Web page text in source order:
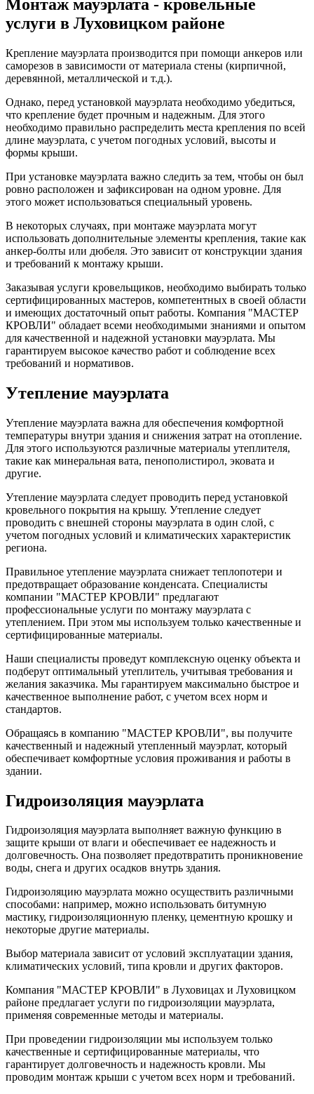
Монтаж мауэрлата - кровельные
услуги в Луховицком районе
Крепление мауэрлата производится при помощи анкеров или
саморезов в зависимости от материала стены (кирпичной,
деревянной, металлической и т.д.).
Однако, перед установкой мауэрлата необходимо убедиться,
что крепление будет прочным и надежным. Для этого
необходимо правильно распределить места крепления по всей
длине мауэрлата, с учетом погодных условий, высоты и
формы крыши.
При установке мауэрлата важно следить за тем, чтобы он был
ровно расположен и зафиксирован на одном уровне. Для
этого может использоваться специальный уровень.
В некоторых случаях, при монтаже мауэрлата могут
использовать дополнительные элементы крепления, такие как
анкер-болты или дюбеля. Это зависит от конструкции здания
и требований к монтажу крыши.
Заказывая услуги кровельщиков, необходимо выбирать только
сертифицированных мастеров, компетентных в своей области
и имеющих достаточный опыт работы. Компания "МАСТЕР
КРОВЛИ" обладает всеми необходимыми знаниями и опытом
для качественной и надежной установки мауэрлата. Мы
гарантируем высокое качество работ и соблюдение всех
требований и нормативов.
Утепление мауэрлата
Утепление мауэрлата важна для обеспечения комфортной
температуры внутри здания и снижения затрат на отопление.
Для этого используются различные материалы утеплителя,
такие как минеральная вата, пенополистирол, эковата и
другие.
Утепление мауэрлата следует проводить перед установкой
кровельного покрытия на крышу. Утепление следует
проводить с внешней стороны мауэрлата в один слой, с
учетом погодных условий и климатических характеристик
региона.
Правильное утепление мауэрлата снижает теплопотери и
предотвращает образование конденсата. Специалисты
компании "МАСТЕР КРОВЛИ" предлагают
профессиональные услуги по монтажу мауэрлата с
утеплением. При этом мы используем только качественные и
сертифицированные материалы.
Наши специалисты проведут комплексную оценку объекта и
подберут оптимальный утеплитель, учитывая требования и
желания заказчика. Мы гарантируем максимально быстрое и
качественное выполнение работ, с учетом всех норм и
стандартов.
Обращаясь в компанию "МАСТЕР КРОВЛИ", вы получите
качественный и надежный утепленный мауэрлат, который
обеспечивает комфортные условия проживания и работы в
здании.
Гидроизоляция мауэрлата
Гидроизоляция мауэрлата выполняет важную функцию в
защите крыши от влаги и обеспечивает ее надежность и
долговечность. Она позволяет предотвратить проникновение
воды, снега и других осадков внутрь здания.
Гидроизоляцию мауэрлата можно осуществить различными
способами: например, можно использовать битумную
мастику, гидроизоляционную пленку, цементную крошку и
некоторые другие материалы.
Выбор материала зависит от условий эксплуатации здания,
климатических условий, типа кровли и других факторов.
Компания "МАСТЕР КРОВЛИ" в Луховицах и Луховицком
районе предлагает услуги по гидроизоляции мауэрлата,
применяя современные методы и материалы.
При проведении гидроизоляции мы используем только
качественные и сертифицированные материалы, что
гарантирует долговечность и надежность кровли. Мы
проводим монтаж крыши с учетом всех норм и требований.